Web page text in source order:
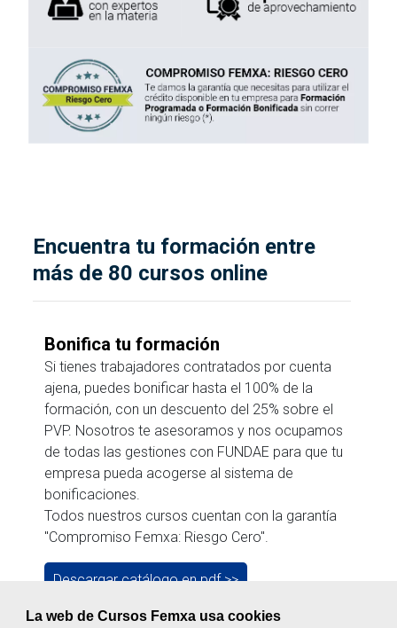
La web de Cursos Femxa usa cookies
Encuentra tu formación entre
más de 80 cursos online
Bonifica tu formación
Si tienes trabajadores contratados por cuenta
ajena, puedes bonificar hasta el 100% de la
formación, con un descuento del 25% sobre el
PVP. Nosotros te asesoramos y nos ocupamos
de todas las gestiones con FUNDAE para que tu
empresa pueda acogerse al sistema de
bonificaciones.
Todos nuestros cursos cuentan con la garantía
"Compromiso Femxa: Riesgo Cero".
Descargar catálogo en pdf >>